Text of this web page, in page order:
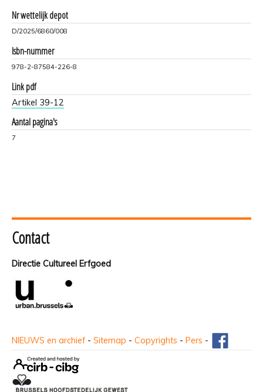
Nr wettelijk depot
D/2025/6860/008
Isbn-nummer
978-2-87584-226-8
Link pdf
Artikel 39-12
Aantal pagina's
7
Contact
Directie Cultureel Erfgoed
NIEUWS en archief - Sitemap - Copyrights - Pers -